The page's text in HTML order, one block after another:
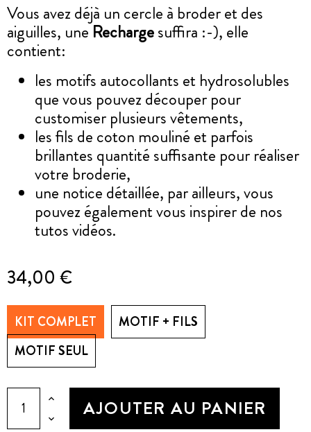
Vous avez déjà un cercle à broder et des
aiguilles, une Rechargesuffira :-), elle
contient:
les motifs autocollants et hydrosolubles
que vous pouvez découper pour
customiser plusieurs vêtements,
les fils de coton mouliné et parfois
brillantes quantité suffisante pour réaliser
votre broderie,
une notice détaillée, par ailleurs, vous
pouvez également vous inspirer de nos
tutos vidéos.
34,00 €
KIT COMPLET
MOTIF + FILS
MOTIF SEUL
AJOUTER AU PANIER